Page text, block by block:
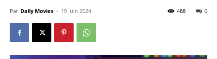
Par Daily Movies - 19 juin 2024 0
488